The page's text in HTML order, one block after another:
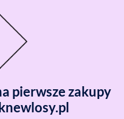
pierwsze zakupy